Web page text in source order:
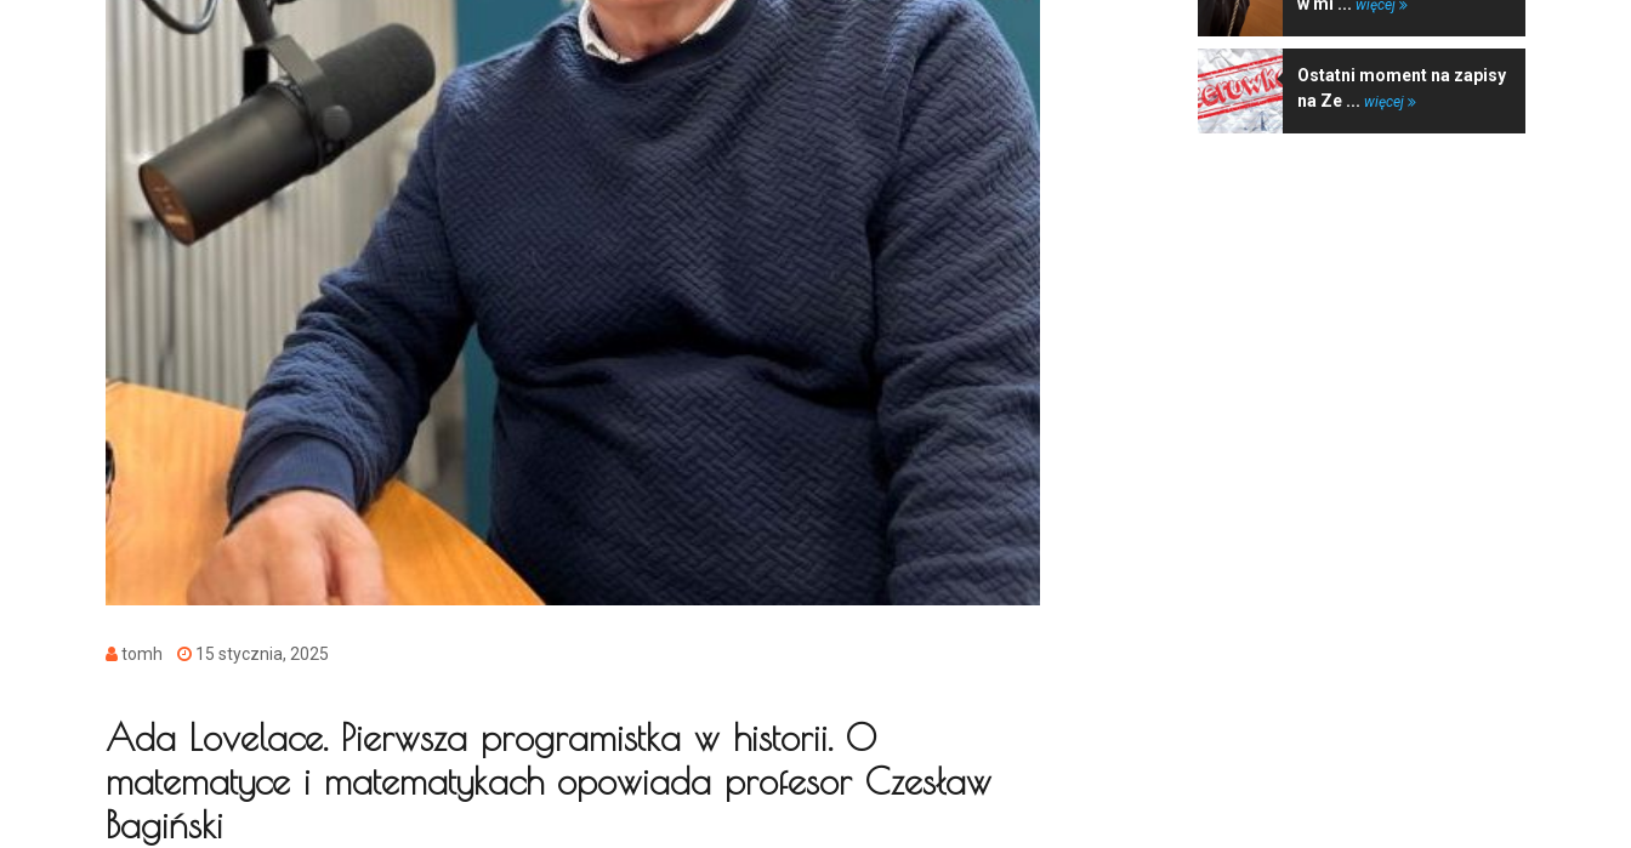
tomh 15 stycznia, 2025
Ada Lovelace. Pierwsza programistka w historii. O
matematyce i matematykach opowiada profesor Czesław
Bagiński
więcej
Ostatni moment na zapisy
na Ze ... więcej